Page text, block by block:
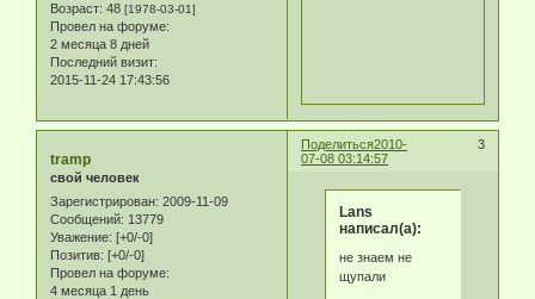
Возраст: 48 [1978-03-01]
Провел на форуме:
2 месяца 8 дней
Последний визит:
2015-11-24 17:43:56
Поделиться 3
2010-
07-08 03:14:57
tramp
свой человек
Зарегистрирован: 2009-11-09
Сообщений: 13779
Уважение: [+0/-0]
Позитив: [+0/-0]
Провел на форуме:
4 месяца 1 день
Lans
написал(а):
не знаем не
щупали